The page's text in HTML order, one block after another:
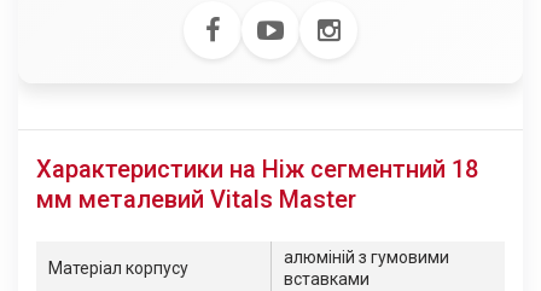
Характеристики на Ніж сегментний 18
мм металевий Vitals Master
Матеріал корпусу
алюміній з гумовими
вставками